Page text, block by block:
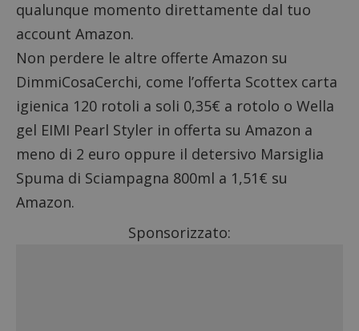
qualunque momento direttamente dal tuo
account Amazon.
Non perdere le altre offerte Amazon su
DimmiCosaCerchi, come l’offerta Scottex carta
igienica 120 rotoli a soli 0,35€ a rotolo o Wella
gel EIMI Pearl Styler in offerta su Amazon a
meno di 2 euro oppure il detersivo Marsiglia
Spuma di Sciampagna 800ml a 1,51€ su
Amazon.
Sponsorizzato: